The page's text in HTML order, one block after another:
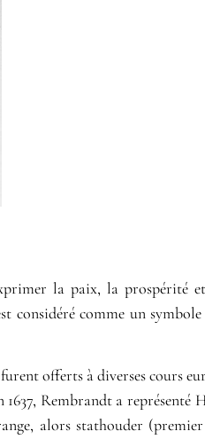
la paix, la prospérité
comme un symbole
offerts à diverses cours
Rembrandt a représenté
alors stathouder